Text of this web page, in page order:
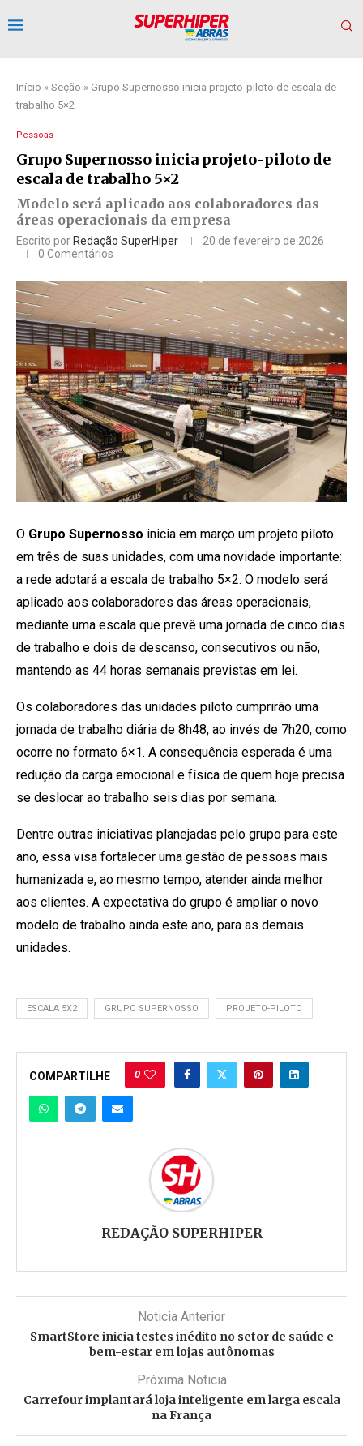
Início » Seção » Grupo Supernosso inicia projeto-piloto de escala de
trabalho 5×2
Pessoas
Grupo Supernosso inicia projeto-piloto de
escala de trabalho 5×2
Modelo será aplicado aos colaboradores das
áreas operacionais da empresa
Escrito porRedação SuperHiper
20 de fevereiro de 2026
0 Comentários
O Grupo Supernosso inicia em março um projeto piloto
em três de suas unidades, com uma novidade importante:
a rede adotará a escala de trabalho 5×2. O modelo será
aplicado aos colaboradores das áreas operacionais,
mediante uma escala que prevê uma jornada de cinco dias
de trabalho e dois de descanso, consecutivos ou não,
mantendo as 44 horas semanais previstas em lei.
Os colaboradores das unidades piloto cumprirão uma
jornada de trabalho diária de 8h48, ao invés de 7h20, como
ocorre no formato 6×1. A consequência esperada é uma
redução da carga emocional e física de quem hoje precisa
se deslocar ao trabalho seis dias por semana.
Dentre outras iniciativas planejadas pelo grupo para este
ano, essa visa fortalecer uma gestão de pessoas mais
humanizada e, ao mesmo tempo, atender ainda melhor
aos clientes. A expectativa do grupo é ampliar o novo
modelo de trabalho ainda este ano, para as demais
unidades.
ESCALA 5X2 GRUPO SUPERNOSSO PROJETO-PILOTO
COMPARTILHE 0
REDAÇÃO SUPERHIPER
Noticia Anterior
SmartStore inicia testes inédito no setor de saúde e
bem-estar em lojas autônomas
Próxima Noticia
Carrefour implantará loja inteligente em larga escala
na França